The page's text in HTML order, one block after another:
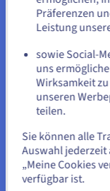
Pack GP-3-
PRE HDS 2
Pack GP-4-
PRE HDS 2
Pack GP-5-
PRE HDS 2
Zusätzliche
Sie können
vorübergehend
Auf der
Eine andere
Präferenzen
Leistung
sowie Social-
uns
Wirksamkeit
unseren
teilen.
Sie können alle
Auswahl jederzeit
„Meine Cookies
verfügbar ist.